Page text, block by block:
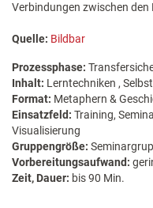
Verbindungen zwischen den
Quelle: Bildbar
Prozessphase:
Inhalt: Lerntechniken ,
Format: Metaphern &
Einsatzfeld: Training,
Visualisierung
Gruppengröße:
Vorbereitungsaufwand:
Zeit, Dauer: bis 90 Min.